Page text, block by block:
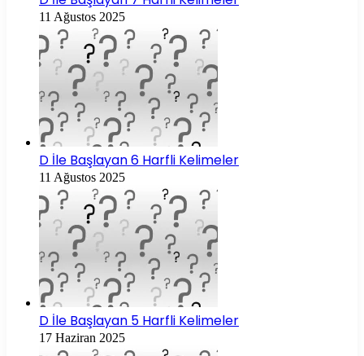
11 Ağustos 2025
D İle Başlayan 6 Harfli Kelimeler
11 Ağustos 2025
D İle Başlayan 5 Harfli Kelimeler
17 Haziran 2025